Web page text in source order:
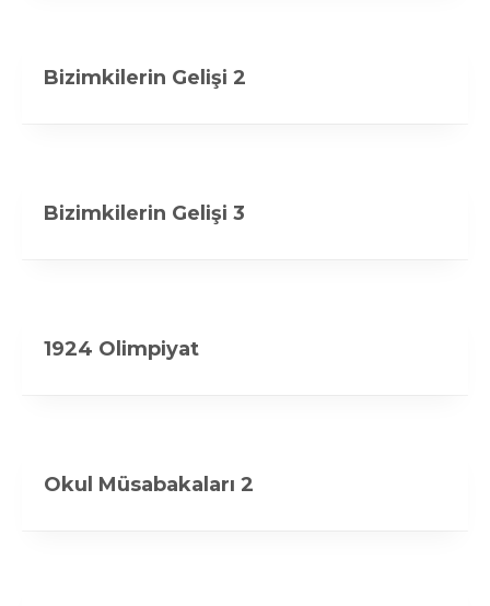
Bizimkilerin Gelişi 2
Bizimkilerin Gelişi 3
1924 Olimpiyat
Okul Müsabakaları 2